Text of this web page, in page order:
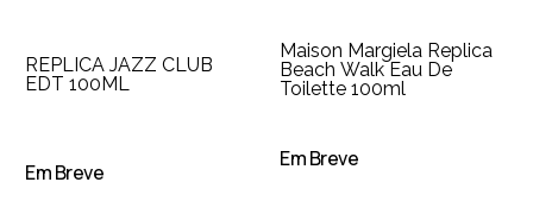
REPLICA JAZZ CLUB
EDT 100ML
Em Breve
Maison Margiela Replica
Beach Walk Eau De
Toilette 100ml
Em Breve